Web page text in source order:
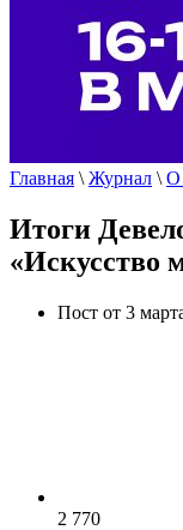
Главная \ Журнал \ О
Итоги
«Искусство
Пост от 3
2 770